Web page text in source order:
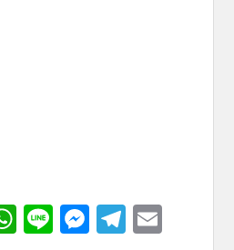
W
Li
M
T